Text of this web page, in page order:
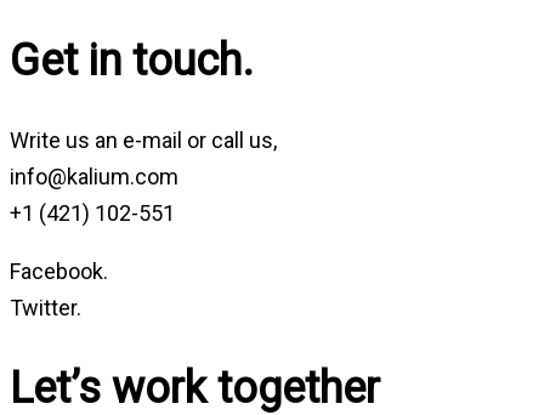
Get in touch.
Write us an e-mail or call us,
info@kalium.com
+1 (421) 102-551
Facebook.
Twitter.
Let’s work together